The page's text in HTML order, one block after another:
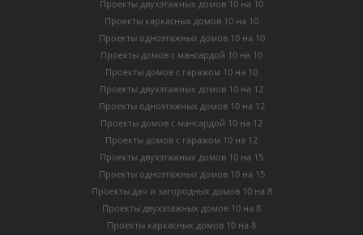
Проекты двухэтажных домов 10 на 10
Проекты каркасных домов 10 на 10
Проекты одноэтажных домов 10 на 10
Проекты домов с мансардой 10 на 10
Проекты домов с гаражом 10 на 10
Проекты двухэтажных домов 10 на 12
Проекты одноэтажных домов 10 на 12
Проекты домов с мансардой 10 на 12
Проекты домов с гаражом 10 на 12
Проекты двухэтажных домов 10 на 15
Проекты одноэтажных домов 10 на 15
Проекты дач и загородных домов 10 на 8
Проекты двухэтажных домов 10 на 8
Проекты каркасных домов 10 на 8